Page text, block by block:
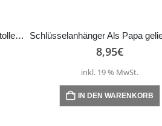
Schlüsselanhänger Danke für die tolle Zeit – Marienkäfer
8,95€
inkl. 19 % MwSt.
IN DEN WARENKORB